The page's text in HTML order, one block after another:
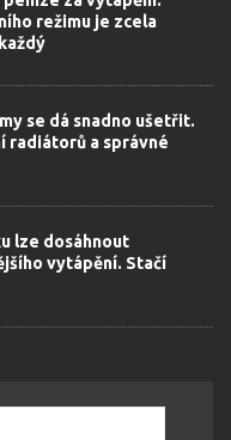
režimu je zcela
se dá snadno ušetřit.
radiátorů a správné
lze dosáhnout
vytápění. Stačí